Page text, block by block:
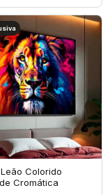
Colorido
Cromática